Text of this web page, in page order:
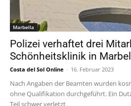
Marbella
Polizei verhaftet drei
Schönheitsklinik in
Costa del Sol Online - 16. Februar 2023
Nach Angaben der Beamten wurden
ohne Qualifikation durchgeführt. Ein
Teil schwer verletzt